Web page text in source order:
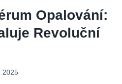
Opalování:
Revoluční
2025